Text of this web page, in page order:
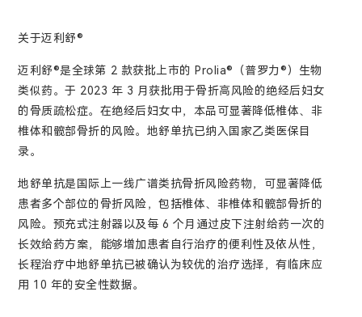
关于迈利舒®
迈利舒®是全球第 2 款获批上市的 Prolia®（普罗力®）生物
类似药。于 2023 年 3 月获批用于骨折高风险的绝经后妇女
的骨质疏松症。在绝经后妇女中，本品可显著降低椎体、非
椎体和髋部骨折的风险。地舒单抗已纳入国家乙类医保目
录。
地舒单抗是国际上一线广谱类抗骨折风险药物，可显著降低
患者多个部位的骨折风险，包括椎体、非椎体和髋部骨折的
风险。预充式注射器以及每 6 个月通过皮下注射给药一次的
长效给药方案，能够增加患者自行治疗的便利性及依从性，
长程治疗中地舒单抗已被确认为较优的治疗选择，有临床应
用 10 年的安全性数据。